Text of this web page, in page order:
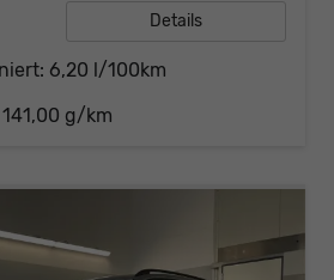
Details
6,20 l/100km
141,00 g/km